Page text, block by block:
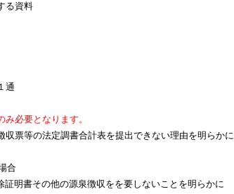
る資料
通
必要となります。
収票等の法定調書合計表を提出できない理由を明らかに
合
明書その他の源泉徴収をを要しないことを明らかに